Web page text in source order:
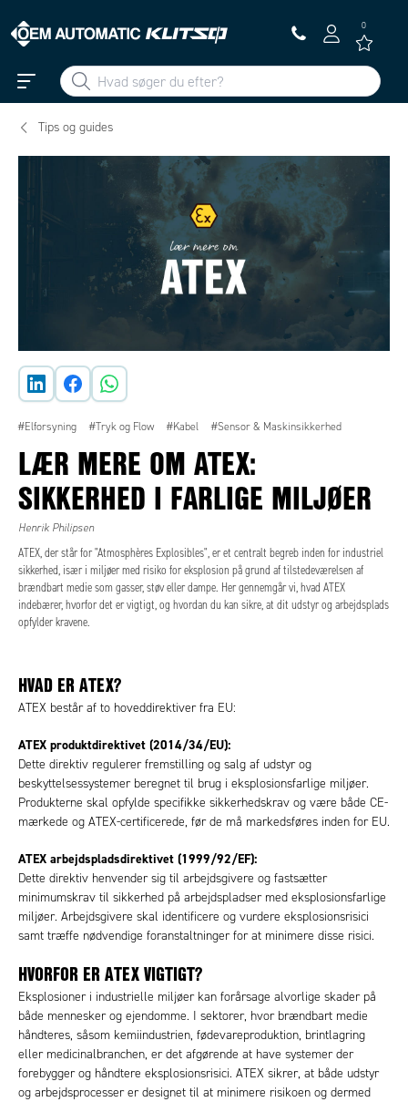
0
Tips og guides
#Elforsyning #Tryk og Flow #Kabel #Sensor & Maskinsikkerhed
LÆR MERE OM ATEX:
SIKKERHED I FARLIGE MILJØER
Henrik Philipsen
ATEX, der står for "Atmosphères Explosibles", er et centralt begreb inden for industriel
sikkerhed, især i miljøer med risiko for eksplosion på grund af tilstedeværelsen af
brændbart medie som gasser, støv eller dampe. Her gennemgår vi, hvad ATEX
indebærer, hvorfor det er vigtigt, og hvordan du kan sikre, at dit udstyr og arbejdsplads
opfylder kravene.
HVAD ER ATEX?
ATEX består af to hoveddirektiver fra EU:
ATEX produktdirektivet (2014/34/EU):
Dette direktiv regulerer fremstilling og salg af udstyr og
beskyttelsessystemer beregnet til brug i eksplosionsfarlige miljøer.
Produkterne skal opfylde specifikke sikkerhedskrav og være både CE-
mærkede og ATEX-certificerede, før de må markedsføres inden for EU.
ATEX arbejdspladsdirektivet (1999/92/EF):
Dette direktiv henvender sig til arbejdsgivere og fastsætter
minimumskrav til sikkerhed på arbejdspladser med eksplosionsfarlige
miljøer. Arbejdsgivere skal identificere og vurdere eksplosionsrisici
samt træffe nødvendige foranstaltninger for at minimere disse risici.
HVORFOR ER ATEX VIGTIGT?
Eksplosioner i industrielle miljøer kan forårsage alvorlige skader på
både mennesker og ejendomme. I sektorer, hvor brændbart medie
håndteres, såsom kemiindustrien, fødevareproduktion, brintlagring
eller medicinalbranchen, er det afgørende at have systemer der
forebygger og håndtere eksplosionsrisici. ATEX sikrer, at både udstyr
og arbejdsprocesser er designet til at minimere risikoen og dermed